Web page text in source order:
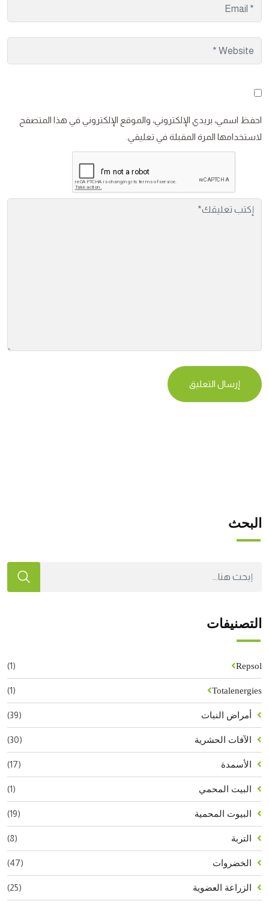
احفظ اسمي، بريدي الإلكتروني، والموقع الإلكتروني في هذا المتصفح
لاستخدامها المرة المقبلة في تعليقي.
البحث
التصنيفات
Repsol
(1)
Totalenergies
(1)
أمراض النبات (39)
الآفات الحشرية (30)
الأسمدة (17)
البيت المحمي (1)
البيوت المحمية (19)
التربة (8)
الخضروات (47)
الزراعة العضوية (25)